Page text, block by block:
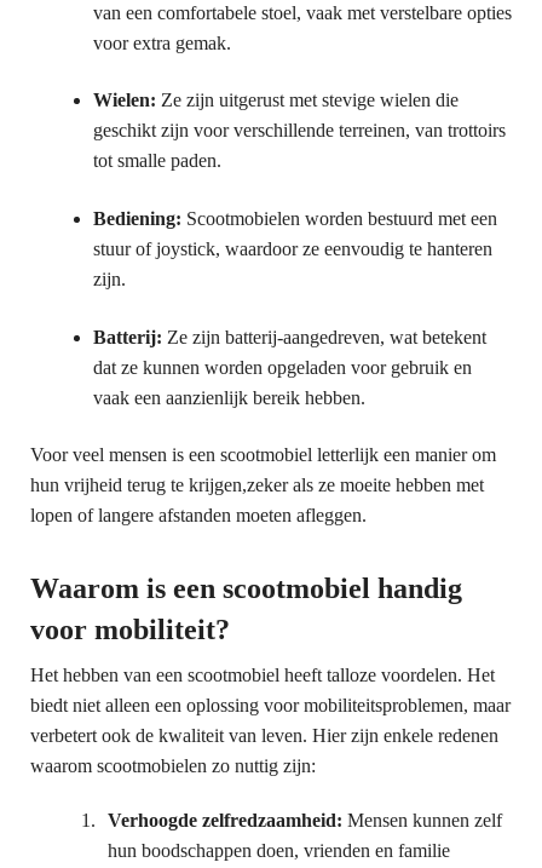
van een comfortabele stoel, vaak met verstelbare opties
voor extra gemak.
Wielen: Ze zijn uitgerust met stevige wielen die
geschikt zijn voor verschillende terreinen, van trottoirs
tot smalle paden.
Bediening: Scootmobielen worden bestuurd met een
stuur of joystick, waardoor ze eenvoudig te hanteren
zijn.
Batterij: Ze zijn batterij-aangedreven, wat betekent
dat ze kunnen worden opgeladen voor gebruik en
vaak een aanzienlijk bereik hebben.
Voor veel mensen is een scootmobiel letterlijk een manier om
hun vrijheid terug te krijgen,zeker als ze moeite hebben met
lopen of langere afstanden moeten afleggen.
Waarom is een scootmobiel handig
voor mobiliteit?
Het hebben van een scootmobiel heeft talloze voordelen. Het
biedt niet alleen een oplossing voor mobiliteitsproblemen, maar
verbetert ook de kwaliteit van leven. Hier zijn enkele redenen
waarom scootmobielen zo nuttig zijn:
Verhoogde zelfredzaamheid: Mensen kunnen zelf
hun boodschappen doen, vrienden en familie